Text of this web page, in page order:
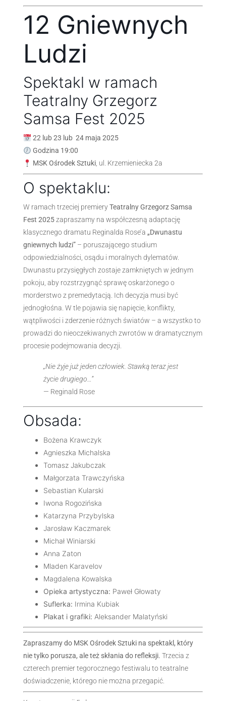
12 Gniewnych
Ludzi
Spektakl w ramach
Teatralny Grzegorz
Samsa Fest 2025
22 lub 23 lub 24 maja 2025
Godzina 19:00
MSK Ośrodek Sztuki, ul. Krzemieniecka 2a
O spektaklu:
W ramach trzeciej premieryTeatralny Grzegorz Samsa
Fest 2025zapraszamy na współczesną adaptację
klasycznego dramatu Reginalda Rose’a „Dwunastu
gniewnych ludzi” – poruszającego studium
odpowiedzialności, osądu i moralnych dylematów.
Dwunastu przysięgłych zostaje zamkniętych w jednym
pokoju, aby rozstrzygnąć sprawę oskarżonego o
morderstwo z premedytacją. Ich decyzja musi być
jednogłośna. W tle pojawia się napięcie, konflikty,
wątpliwości i zderzenie różnych światów – a wszystko to
prowadzi do nieoczekiwanych zwrotów w dramatycznym
procesie podejmowania decyzji.
„Nie żyje już jeden człowiek. Stawką teraz jest
życie drugiego…”
— Reginald Rose
Obsada:
Bożena Krawczyk
Agnieszka Michalska
Tomasz Jakubczak
Małgorzata Trawczyńska
Sebastian Kularski
Iwona Rogozińska
Katarzyna Przybylska
Jarosław Kaczmarek
Michał Winiarski
Anna Zaton
Mladen Karavelov
Magdalena Kowalska
Opieka artystyczna: Paweł Głowaty
Suflerka: Irmina Kubiak
Plakat i grafiki: Aleksander Malatyński
Zapraszamy do MSK Ośrodek Sztuki na spektakl, który
nie tylko porusza, ale też skłania do refleksji. Trzecia z
czterech premier tegorocznego festiwalu to teatralne
doświadczenie, którego nie można przegapić.